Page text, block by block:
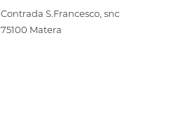
Contrada S.Francesco, snc
75100 Matera